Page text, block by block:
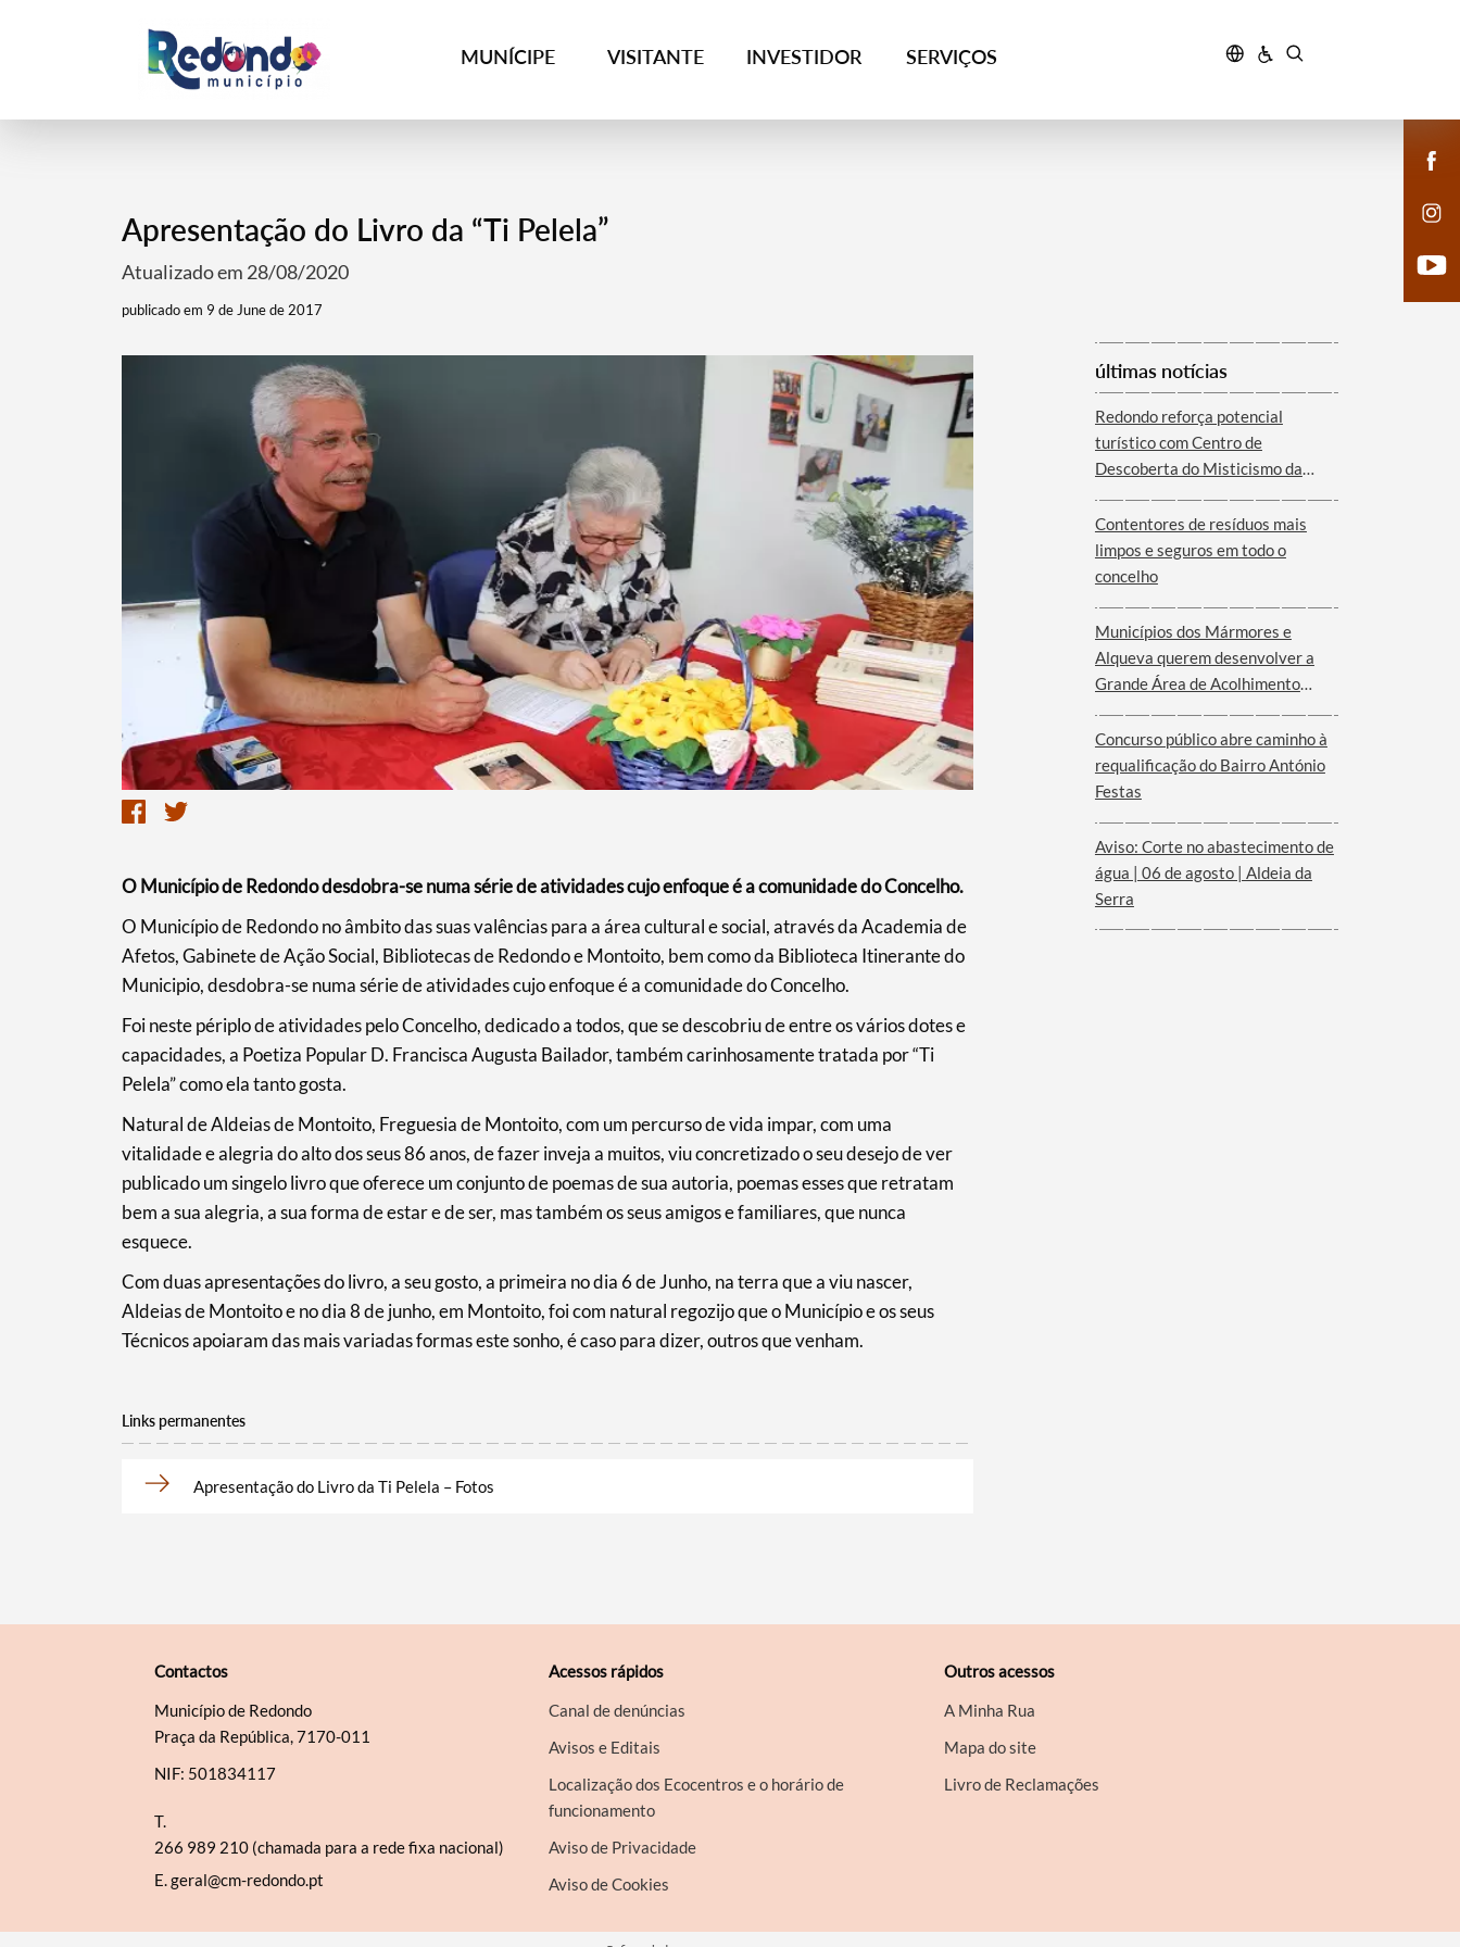
MUNÍCIPE VISITANTE INVESTIDOR SERVIÇOS
Categorias gerais
Filtros
Apresentação do Livro da “Ti Pelela”
Atualizado em 28/08/2020
publicado em 9 de June de 2017
O Município de Redondo desdobra-se numa série de atividades cujo enfoque é a comunidade do Concelho.
​O Município de Redondo no âmbito das suas valências para a área cultural e social, através da Academia de
Afetos, Gabinete de Ação Social, Bibliotecas de Redondo e Montoito, bem como da Biblioteca Itinerante do
Municipio, desdobra-se numa série de atividades cujo enfoque é a comunidade do Concelho.
Foi neste périplo de atividades pelo Concelho, dedicado a todos, que se descobriu de entre os vários dotes e
capacidades, a Poetiza Popular D. Francisca Augusta Bailador, também carinhosamente tratada por “Ti
Pelela” como ela tanto gosta.
Natural de Aldeias de Montoito, Freguesia de Montoito, com um percurso de vida impar, com uma
vitalidade e alegria do alto dos seus 86 anos, de fazer inveja a muitos, viu concretizado o seu desejo de ver
publicado um singelo livro que oferece um conjunto de poemas de sua autoria, poemas esses que retratam
bem a sua alegria, a sua forma de estar e de ser, mas também os seus amigos e familiares, que nunca
esquece.
Com duas apresentações do livro, a seu gosto, a primeira no dia 6 de Junho, na terra que a viu nascer,
Aldeias de Montoito e no dia 8 de junho, em Montoito, foi com natural regozijo que o Município e os seus
Técnicos apoiaram das mais variadas formas este sonho, é caso para dizer, outros que venham.
Links permanentes
Apresentação do Livro da Ti Pelela – Fotos
últimas notícias
Redondo reforça potencial
turístico com Centro de
Descoberta do Misticismo da
Contentores de resíduos mais
limpos e seguros em todo o
concelho
Municípios dos Mármores e
Alqueva querem desenvolver a
Grande Área de Acolhimento
Governo para o Interior do
Alentejo
Concurso público abre caminho à
requalificação do Bairro António
Festas
Aviso: Corte no abastecimento de
água | 06 de agosto | Aldeia da
Serra
Contactos
Município de Redondo
Praça da República, 7170-011
NIF: 501834117
T.
266 989 210 (chamada para a rede fixa nacional)
E.geral@cm-redondo.pt
Acessos rápidos
Canal de denúncias
Avisos e Editais
Localização dos Ecocentros e o horário de
funcionamento
Aviso de Privacidade
Aviso de Cookies
Outros acessos
A Minha Rua
Mapa do site
Livro de Reclamações